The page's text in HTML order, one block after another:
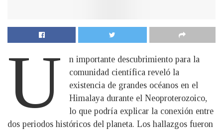
U
n importante descubrimiento para la
comunidad científica reveló la
existencia de grandes océanos en el
Himalaya durante el Neoproterozoico,
lo que podría explicar la conexión entre
dos periodos históricos del planeta. Los hallazgos fueron